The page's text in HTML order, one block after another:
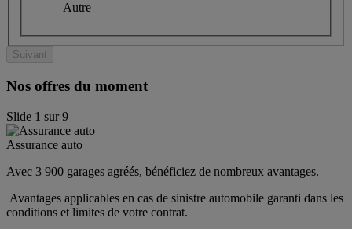
Autre
Suivant
Nos offres du moment
Slide 1 sur9
Assurance auto
Avec 3 900 garages agréés, bénéficiez de nombreux avantages.
Avantages applicables en cas de sinistre automobile garanti dans les
conditions et limites de votre contrat.